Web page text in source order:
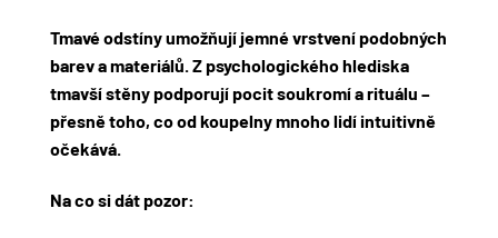
Tmavé odstíny umožňují jemné vrstvení podobných
barev a materiálů. Z psychologického hlediska
tmavší stěny podporují pocit soukromí a rituálu –
přesně toho, co od koupelny mnoho lidí intuitivně
očekává.
Na co si dát pozor: